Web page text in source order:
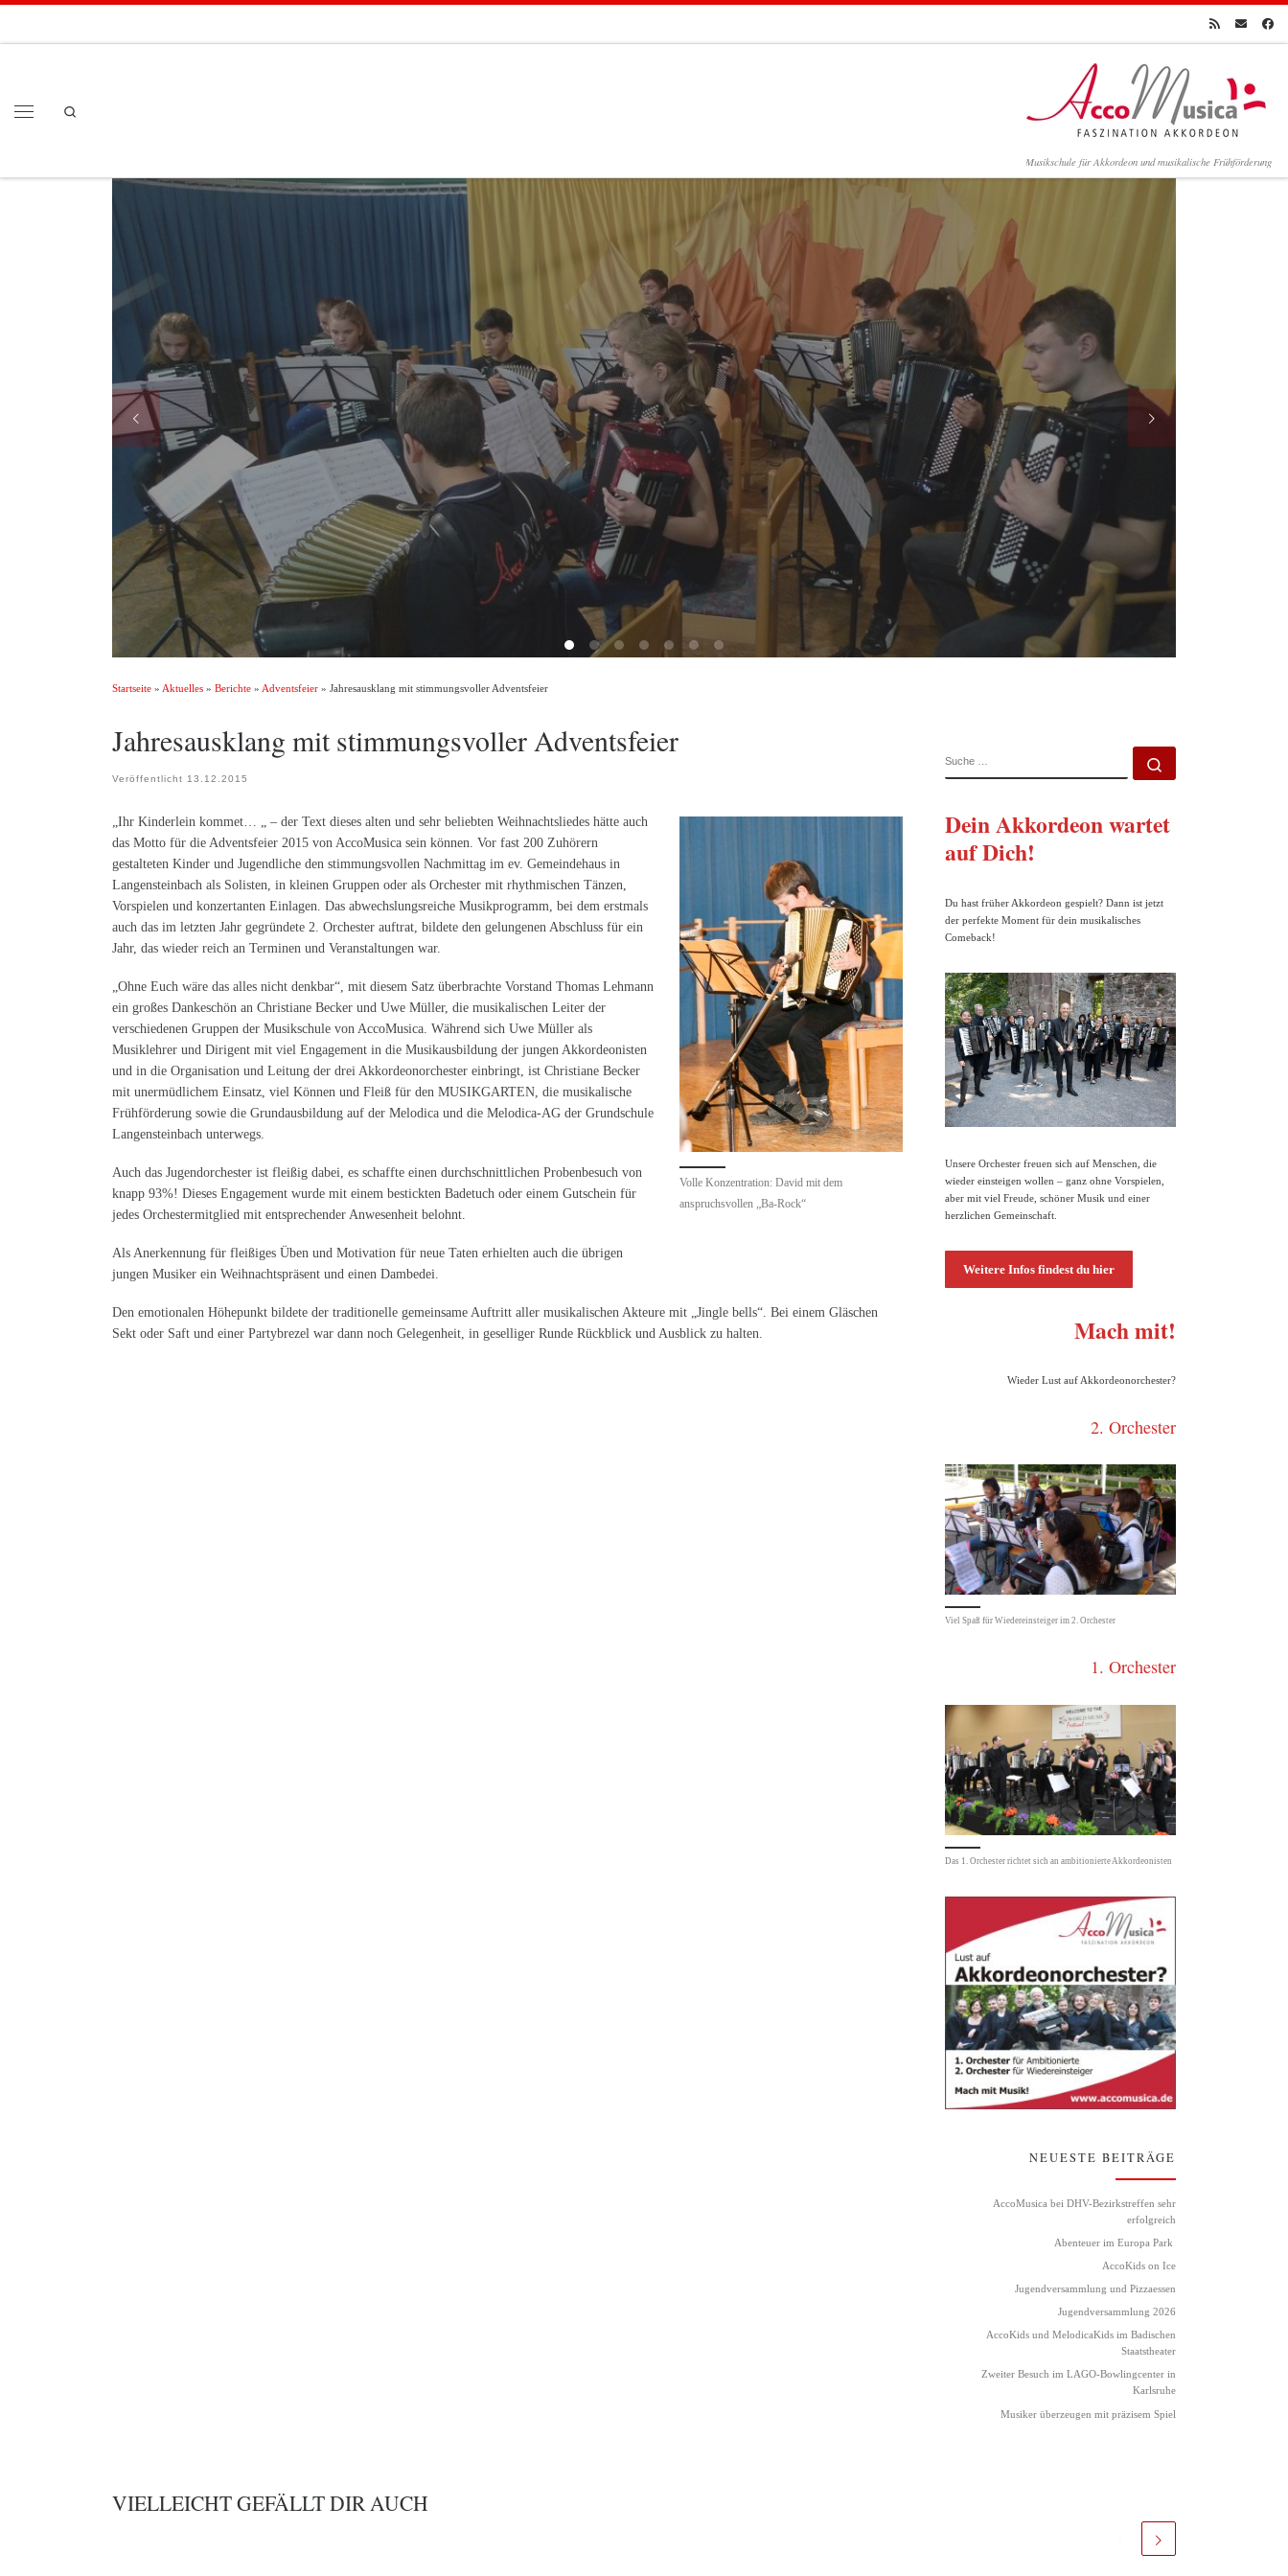
Musikschule für Akkordeon und musikalische Frühförderung
Startseite » Aktuelles » Berichte » Adventsfeier » Jahresausklang mit stimmungsvoller Adventsfeier
Jahresausklang mit stimmungsvoller Adventsfeier
Veröffentlicht 13.12.2015
Volle Konzentration: David mit dem
anspruchsvollen „Ba-Rock“
„Ihr Kinderlein kommet… „ – der Text dieses alten und sehr beliebten Weihnachtsliedes hätte auch
das Motto für die Adventsfeier 2015 von AccoMusica sein können. Vor fast 200 Zuhörern
gestalteten Kinder und Jugendliche den stimmungsvollen Nachmittag im ev. Gemeindehaus in
Langensteinbach als Solisten, in kleinen Gruppen oder als Orchester mit rhythmischen Tänzen,
Vorspielen und konzertanten Einlagen. Das abwechslungsreiche Musik­programm, bei dem erstmals
auch das im letzten Jahr gegründete 2. Orchester auftrat, bildete den gelungenen Abschluss für ein
Jahr, das wieder reich an Terminen und Veranstaltungen war.
„Ohne Euch wäre das alles nicht denkbar“, mit diesem Satz überbrachte Vorstand Thomas Lehmann
ein großes Dankeschön an Christiane Becker und Uwe Müller, die musikalischen Leiter der
verschiedenen Gruppen der Musikschule von AccoMusica. Während sich Uwe Müller als
Musiklehrer und Dirigent mit viel Engagement in die Musikausbildung der jungen Akkordeonisten
und in die Organisation und Leitung der drei Akkordeonorchester einbringt, ist Christiane Becker
mit unermüdlichem Einsatz, viel Können und Fleiß für den MUSIKGARTEN, die musikalische
Frühförderung sowie die Grund­ausbildung auf der Melodica und die Melodica-AG der Grundschule
Langensteinbach unterwegs.
Auch das Jugendorchester ist fleißig dabei, es schaffte einen durchschnittlichen Probenbesuch von
knapp 93%! Dieses Engagement wurde mit einem bestickten Badetuch oder einem Gutschein für
jedes Orchester­mitglied mit entsprechender Anwesenheit belohnt.
Als Anerkennung für fleißiges Üben und Motivation für neue Taten erhielten auch die übrigen
jungen Musiker ein Weihnachtspräsent und einen Dambedei.
Den emotionalen Höhepunkt bildete der traditionelle gemeinsame Auftritt aller musikalischen Akteure mit „Jingle bells“. Bei einem Gläschen
Sekt oder Saft und einer Partybrezel war dann noch Gelegenheit, in geselliger Runde Rückblick und Ausblick zu halten.
VIELLEICHT GEFÄLLT DIR AUCH
Dein Akkordeon wartet
auf Dich!
Du hast früher Akkordeon gespielt? Dann ist jetzt
der perfekte Moment für dein musikalisches
Comeback!
Unsere Orchester freuen sich auf Menschen, die
wieder einsteigen wollen – ganz ohne Vorspielen,
aber mit viel Freude, schöner Musik und einer
herzlichen Gemeinschaft.
Weitere Infos findest du hier
Mach mit!
Wieder Lust auf Akkordeonorchester?
2. Orchester
Viel Spaß für Wiedereinsteiger im 2. Orchester
1. Orchester
Das 1. Orchester richtet sich an ambitionierte Akkordeonisten
NEUESTE BEITRÄGE
AccoMusica bei DHV-Bezirkstreffen sehr
erfolgreich
Abenteuer im Europa Park
AccoKids on Ice
Jugendversammlung und Pizzaessen
Jugendversammlung 2026
AccoKids und MelodicaKids im Badischen
Staatstheater
Zweiter Besuch im LAGO-Bowlingcenter in
Karlsruhe
Musiker überzeugen mit präzisem Spiel